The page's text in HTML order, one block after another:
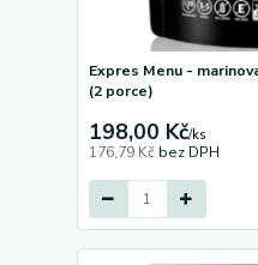
Expres Menu -
(2 porce)
198,00 Kč/ks
176,79 Kč bez DPH